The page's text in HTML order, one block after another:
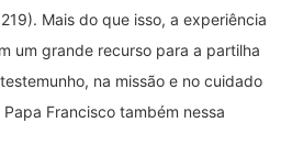
Mais do que isso, a experiência
um grande recurso para a partilha
na missão e no cuidado
Francisco também nessa